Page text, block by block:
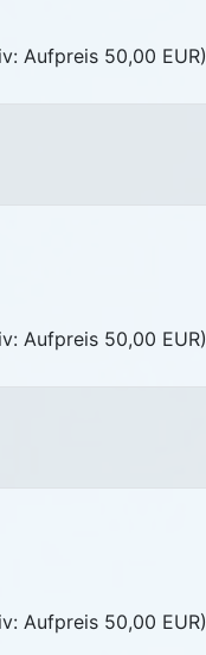
Aufpreis 50,00 EUR)
Aufpreis 50,00 EUR)
Aufpreis 50,00 EUR)